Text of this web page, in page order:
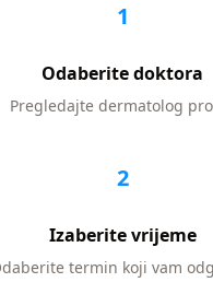
1
Odaberite doktora
Pregledajte dermatolog
2
Izaberite vrijeme
termin koji vam